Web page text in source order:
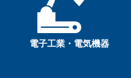
電子工業・電気機器